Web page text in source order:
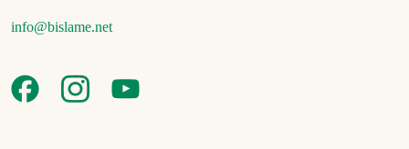
info@bislame.net